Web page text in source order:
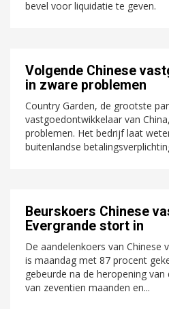
bevel voor liquidatie te geven.
Volgende Chinese
in zware problemen
Country Garden, de grootste
vastgoedontwikkelaar van
problemen. Het bedrijf laat
buitenlandse
Beurskoers Chinese
Evergrande stort in
De aandelenkoers van Chinese
is maandag met 87 procent
gebeurde na de heropening
van zeventien maanden en...